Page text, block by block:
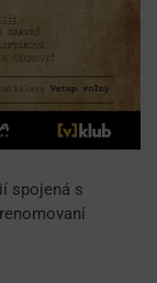
spojená s